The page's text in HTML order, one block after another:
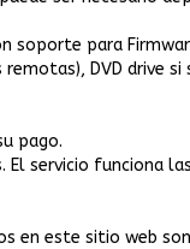
soporte para
DVD drive
pago.
servicio funciona
en este sitio web